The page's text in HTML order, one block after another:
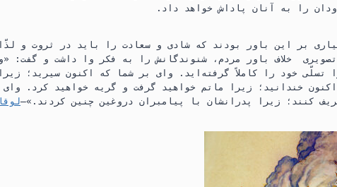
را به آنان پاداش خواهد داد.‏
بر این باور بودند که شادی و سعادت را باید در ثروت و
خلاف باور مردم،‏ شنوندگانش را به فکر وا داشت و گفت:‏
تسلّی خود را کاملاً گرفته‌اید.‏ وای بر شما که اکنون سیرید؛‏
خندانید؛‏ زیرا ماتم خواهید گرفت و گریه خواهید کرد.‏
کنند؛‏ زیرا پدرانشان با پیامبران دروغین چنین کردند.‏»—‏لوقا ۶:‏۲۴-‏